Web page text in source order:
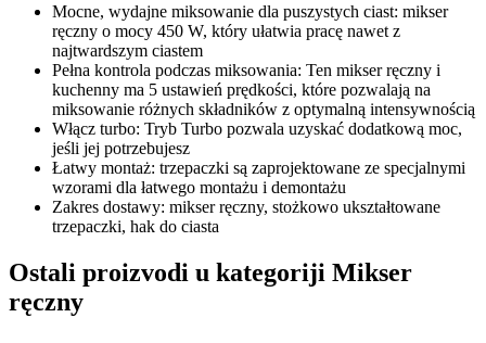
Mocne, wydajne miksowanie dla puszystych ciast: mikser
ręczny o mocy 450 W, który ułatwia pracę nawet z
najtwardszym ciastem
Pełna kontrola podczas miksowania: Ten mikser ręczny i
kuchenny ma 5 ustawień prędkości, które pozwalają na
miksowanie różnych składników z optymalną intensywnością
Włącz turbo: Tryb Turbo pozwala uzyskać dodatkową moc,
jeśli jej potrzebujesz
Łatwy montaż: trzepaczki są zaprojektowane ze specjalnymi
wzorami dla łatwego montażu i demontażu
Zakres dostawy: mikser ręczny, stożkowo ukształtowane
trzepaczki, hak do ciasta
Ostali proizvodi u kategoriji Mikser
ręczny